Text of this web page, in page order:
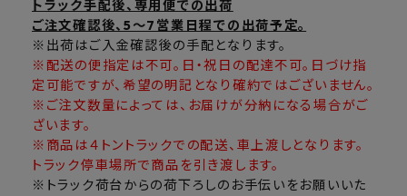
トラック手配後、専用便での出荷
ご注文確認後、5～7営業日程での出荷予定。
※出荷はご入金確認後の手配となります。
※配送の便指定は不可。日・祝日の配達不可。日づけ指
定可能ですが、希望の明記となり確約ではございません。
※ご注文数量によっては、お届けが分納になる場合がご
ざいます。
※商品は４トントラックでの配送、車上渡しとなります。
トラック停車場所で商品を引き渡します。
※トラック荷台からの荷下ろしのお手伝いをお願いいた